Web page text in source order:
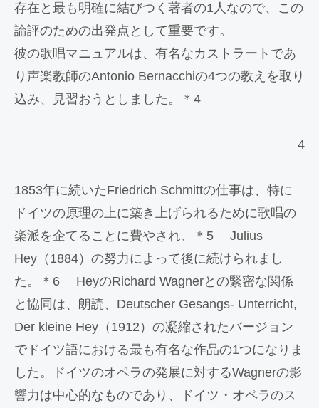
存在と最も明確に結びつく著者の1人なので、この
論評のための出発点として重要です。
彼の歌唱マニュアルは、有名なカストラートであ
り声楽教師のAntonio Bernacchiの4つの教えを取り
込み、見習おうとしました。＊4
4
1853年に続いたFriedrich Schmittの仕事は、特に
ドイツの原理の上に築き上げられるために歌唱の
楽派を企てることに費やされ、＊5 Julius
Hey（1884）の努力によって後に続けられまし
た。＊6 HeyのRichard Wagnerとの緊密な関係
と協同は、朗読、Deutscher Gesangs- Unterricht,
Der kleine Hey（1912）の凝縮されたバージョン
でドイツ語における最も有名な作品の1つになりま
した。ドイツのオペラの発展に対するWagnerの影
響力は中心的なものであり、ドイツ・オペラのス